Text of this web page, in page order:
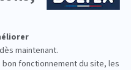
599 personnes
: